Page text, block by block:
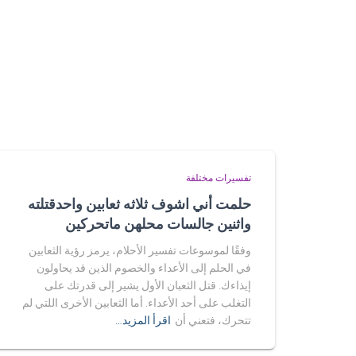
تفسيرات مختلفة
حلمت أني اشوف ثلاثه ثعابين واحدقتلته
واثنين جالسات محلهن ماتحركين
وفقًا لموسوعات تفسير الأحلام، يرمز رؤية الثعابين
في الحلم إلى الأعداء والخصوم الذين قد يحاولون
إيذاءك. قتل الثعبان الأول يشير إلى قدرتك على
التغلب على أحد الأعداء. أما الثعابين الأخرى اللتي لم
تتحرك، فتعني أن اقرأ المزيد…